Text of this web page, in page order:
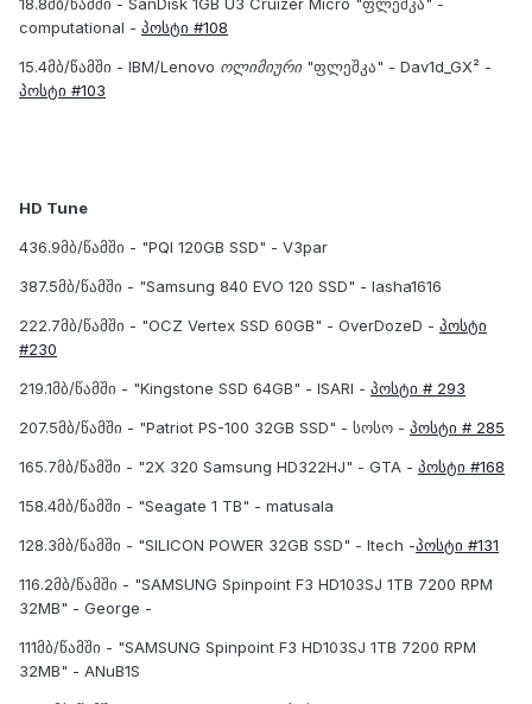
18.8მბ/წამში - SanDisk 1GB U3 Cruizer Micro "ფლეშკა" -
computational - პოსტი #108
15.4მბ/წამში - IBM/Lenovo ოლიმიური"ფლეშკა" - Dav1d_GX² -
პოსტი #103
HD Tune
436.9მბ/წამში - "PQI 120GB SSD" - V3par
387.5მბ/წამში - "Samsung 840 EVO 120 SSD" - lasha1616
222.7მბ/წამში - "OCZ Vertex SSD 60GB" - OverDozeD - პოსტი
#230
219.1მბ/წამში - "Kingstone SSD 64GB" - ISARI - პოსტი # 293
207.5მბ/წამში - "Patriot PS-100 32GB SSD" - სოსო - პოსტი # 285
165.7მბ/წამში - "2X 320 Samsung HD322HJ" - GTA - პოსტი #168
158.4მბ/წამში - "Seagate 1 TB" - matusala
128.3მბ/წამში - "SILICON POWER 32GB SSD" - Itech -პოსტი #131
116.2მბ/წამში - "SAMSUNG Spinpoint F3 HD103SJ 1TB 7200 RPM
32MB" - George -
111მბ/წამში - "SAMSUNG Spinpoint F3 HD103SJ 1TB 7200 RPM
32MB" - ANuB1S